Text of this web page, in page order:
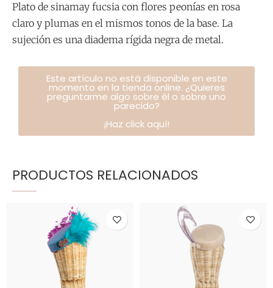
Plato de sinamay fucsia con flores peonías en rosa
claro y plumas en el mismos tonos de la base. La
sujeción es una diadema rígida negra de metal.
Este artículo no está disponible en este
momento en la tienda online. ¿Quieres
preguntarme algo sobre él o sobre uno
parecido?
¡Haz click aquí!
PRODUCTOS RELACIONADOS